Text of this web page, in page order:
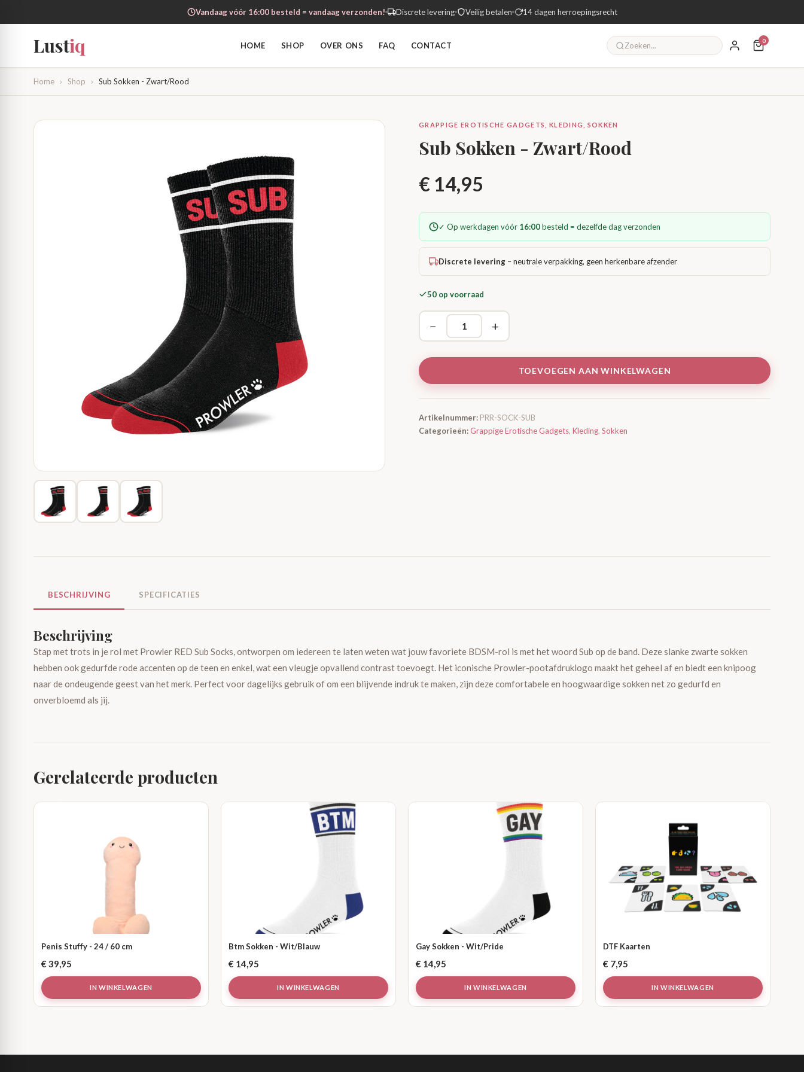
Vandaag vóór 16:00 besteld = vandaag verzonden! Discrete levering Veilig betalen 14 dagen herroepingsrecht
Lustiq HOME SHOP OVER ONS FAQ CONTACT
0
Home › Shop › Sub Sokken - Zwart/Rood
GRAPPIGE EROTISCHE GADGETS, KLEDING, SOKKEN
Sub Sokken - Zwart/Rood
€ 14,95
✓ Op werkdagen vóór 16:00besteld = dezelfde dag verzonden
Discrete levering – neutrale verpakking, geen herkenbare afzender
50 op voorraad
− +
TOEVOEGEN AAN WINKELWAGEN
Artikelnummer: PRR-SOCK-SUB
Categorieën:Grappige Erotische Gadgets, Kleding, Sokken
BESCHRIJVING SPECIFICATIES
Beschrijving
Stap met trots in je rol met Prowler RED Sub Socks, ontworpen om iedereen te laten weten wat jouw favoriete BDSM-rol is met het woord Sub op de band. Deze slanke zwarte sokken
hebben ook gedurfde rode accenten op de teen en enkel, wat een vleugje opvallend contrast toevoegt. Het iconische Prowler-pootafdruklogo maakt het geheel af en biedt een knipoog
naar de ondeugende geest van het merk. Perfect voor dagelijks gebruik of om een blijvende indruk te maken, zijn deze comfortabele en hoogwaardige sokken net zo gedurfd en
onverbloemd als jij.
Gerelateerde producten
Penis Stuffy - 24 / 60 cm
€ 39,95
IN WINKELWAGEN
Btm Sokken - Wit/Blauw
€ 14,95
IN WINKELWAGEN
Gay Sokken - Wit/Pride
€ 14,95
IN WINKELWAGEN
DTF Kaarten
€ 7,95
IN WINKELWAGEN